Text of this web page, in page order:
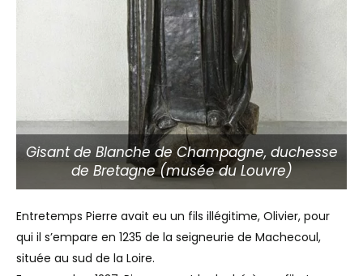
Gisant de Blanche de Champagne, duchesse
de Bretagne (musée du Louvre)
Entretemps Pierre avait eu un fils illégitime, Olivier, pour
qui il s’empare en 1235 de la seigneurie de Machecoul,
située au sud de la Loire.